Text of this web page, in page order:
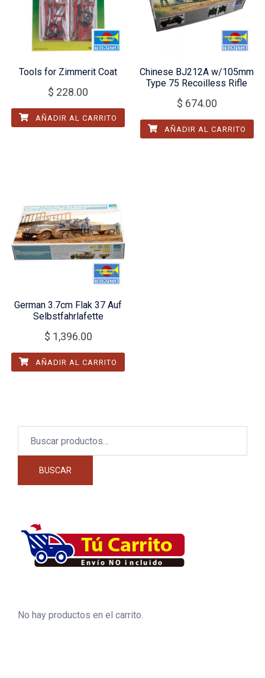
Tools for Zimmerit Coat
$ 228.00
AÑADIR AL CARRITO
Chinese BJ212A w/105mm
Type 75 Recoilless Rifle
$ 674.00
AÑADIR AL CARRITO
German 3.7cm Flak 37 Auf
Selbstfahrlafette
$ 1,396.00
AÑADIR AL CARRITO
BUSCAR
No hay productos en el carrito.